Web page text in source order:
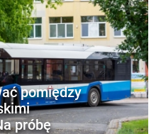
pomiędzy
próbę